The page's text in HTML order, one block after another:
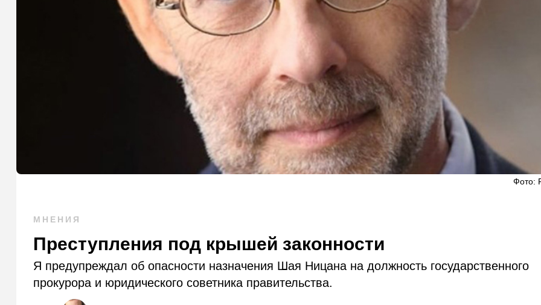
Фото:
МНЕНИЯ
Преступления под крышей законности
Я предупреждал об опасности назначения Шая Ницана на должность государственного
прокурора и юридического советника правительства.